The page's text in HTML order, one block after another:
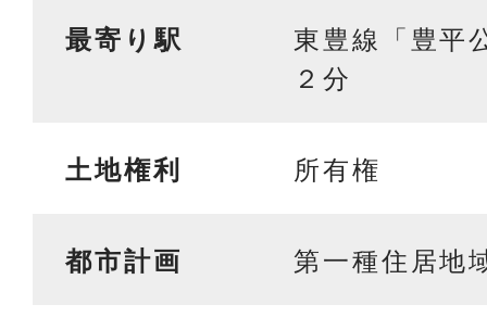
最寄り駅
東豊線「豊
２分
土地権利 所有権
都市計画 第一種住居地